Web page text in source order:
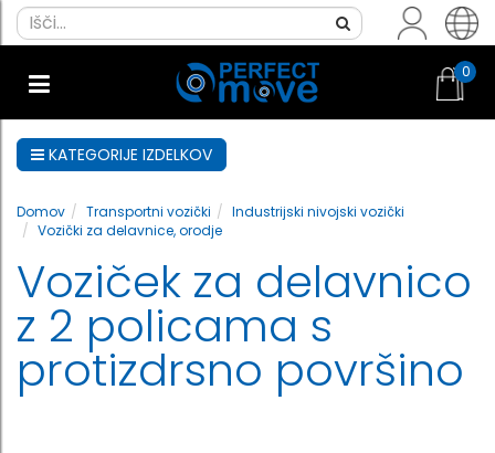
0
KATEGORIJE IZDELKOV
Domov Transportni vozički
Industrijski nivojski vozički
Vozički za delavnice, orodje
Voziček za delavnico
z 2 policama s
protizdrsno površino